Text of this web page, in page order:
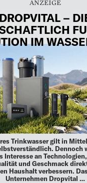
DROPVITAL –
IM
Trinkwasser gilt in
Dennoch
Interesse an
und Geschmack
Haushalt verbessern.
Unternehmen Dropvital …